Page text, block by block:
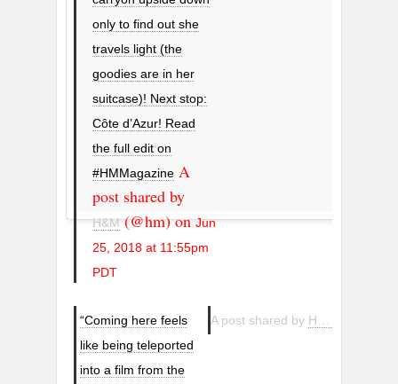
only to find out she
travels light (the
goodies are in her
suitcase)! Next stop:
Côte d’Azur! Read
the full edit on
#HMMagazine A
post shared by
H&M(@hm) onJun
25, 2018 at 11:55pm
PDT
“Coming here feels
like being teleported
into a film from the
A post shared by H&M